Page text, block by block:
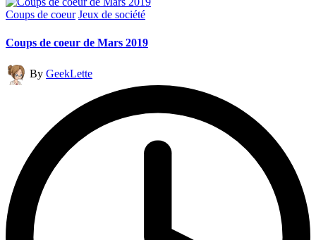
Posted
Coups de coeur Jeux de société
Coups de coeur de Mars 2019
Posted
by
By GeekLette